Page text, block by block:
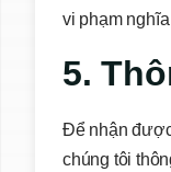
vi phạm
5.
Để nhận
chúng tôi